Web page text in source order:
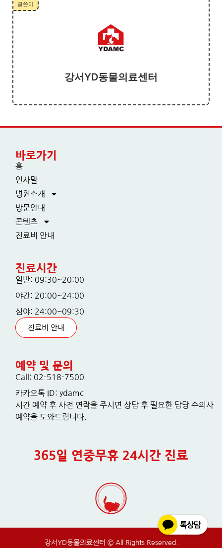
글쓴이
강서YD동물의료센터
바로가기
홈
인사말
병원소개
방문안내
콘텐츠
진료비 안내
진료시간
일반: 09:30~20:00
야간: 20:00~24:00
심야: 24:00~09:30
진료비 안내
예약 및 문의
Call: 02-518-7500
카카오톡 ID: ydamc
시간 예약 후 사전 연락을 주시면 상담 후 필요한 담당 수의사
예약을 도와드립니다.
365일 연중무휴 24시간 진료
강서YD동물의료센터 © All Rights Reserved.